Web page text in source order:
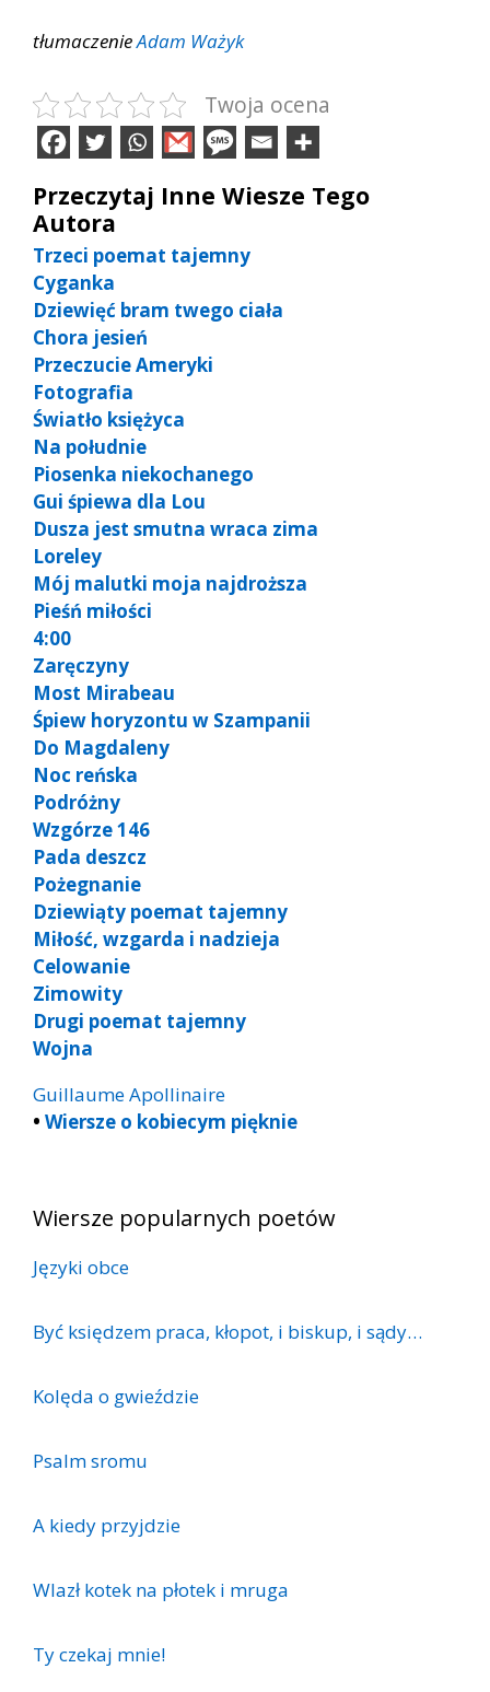
tłumaczenieAdam Ważyk
Twoja ocena
Przeczytaj Inne Wiesze Tego
Autora
Trzeci poemat tajemny
Cyganka
Dziewięć bram twego ciała
Chora jesień
Przeczucie Ameryki
Fotografia
Światło księżyca
Na południe
Piosenka niekochanego
Gui śpiewa dla Lou
Dusza jest smutna wraca zima
Loreley
Mój malutki moja najdroższa
Pieśń miłości
4:00
Zaręczyny
Most Mirabeau
Śpiew horyzontu w Szampanii
Do Magdaleny
Noc reńska
Podróżny
Wzgórze 146
Pada deszcz
Pożegnanie
Dziewiąty poemat tajemny
Miłość, wzgarda i nadzieja
Celowanie
Zimowity
Drugi poemat tajemny
Wojna
Guillaume Apollinaire
• Wiersze o kobiecym pięknie
Wiersze popularnych poetów
Języki obce
Być księdzem praca, kłopot, i biskup, i sądy…
Kolęda o gwieździe
Psalm sromu
A kiedy przyjdzie
Wlazł kotek na płotek i mruga
Ty czekaj mnie!